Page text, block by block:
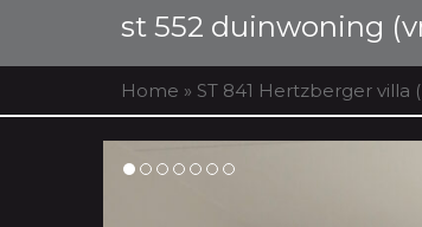
st 552 duinwoning
Home » ST 841 Hertzberger villa